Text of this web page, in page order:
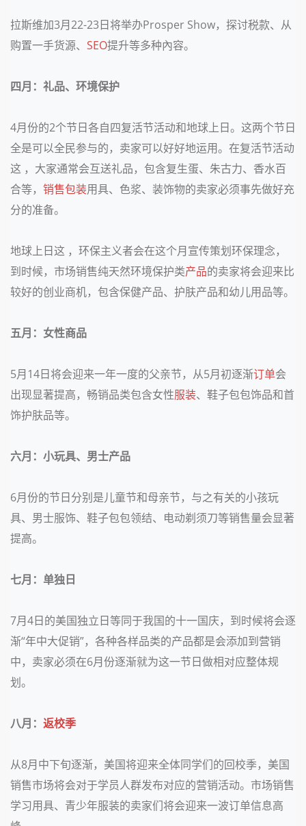
拉斯维加3月22-23日将举办Prosper Show，探讨税款、从
购置一手货源、 SEO提升等多种內容。
四月：礼品、环境保护
4月份的2个节日各自四复活节活动和地球上日。这两个节日
全是可以全民参与的，卖家可以好好地运用。在复活节活动
这 ，大家通常会互送礼品，包含复生蛋、朱古力、香水百
合等， 销售包装用具、色浆、装饰物的卖家必须事先做好充
分的准备。
地球上日这 ，环保主义者会在这个月宣传策划环保理念，
到时候，市场销售纯天然环境保护类产品的卖家将会迎来比
较好的创业商机，包含保健产品、护肤产品和幼儿用品等。
五月：女性商品
5月14日将会迎来一年一度的父亲节，从5月初逐渐订单会
出现显著提高，畅销品类包含女性服装、鞋子包包饰品和首
饰护肤品等。
六月：小玩具、男士产品
6月份的节日分别是儿童节和母亲节，与之有关的小孩玩
具、男士服饰、鞋子包包领结、电动剃须刀等销售量会显著
提高。
七月：单独日
7月4日的美国独立日等同于我国的十一国庆，到时候将会逐
渐“年中大促销”，各种各样品类的产品都是会添加到营销
中，卖家必须在6月份逐渐就为这一节日做相对应整体规
划。
八月： 返校季
从8月中下旬逐渐，美国将迎来全体同学们的回校季，美国
销售市场将会对于学员人群发布对应的营销活动。市场销售
学习用具、青少年服装的卖家们将会迎来一波订单信息高